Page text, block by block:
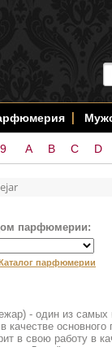
A B C D
парфюмерии:
парфюмерии
- один из самых
в качестве
в свою работу в
Души" - ароматы